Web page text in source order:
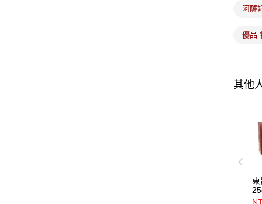
阿薩
優品
其他